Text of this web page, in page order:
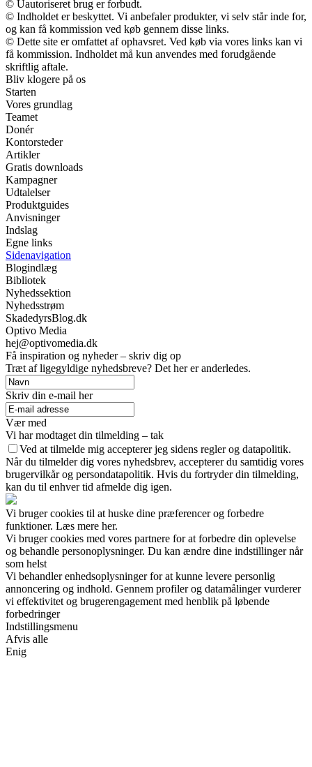
© Uautoriseret brug er forbudt.
© Indholdet er beskyttet. Vi anbefaler produkter, vi selv står inde for,
og kan få kommission ved køb gennem disse links.
© Dette site er omfattet af ophavsret. Ved køb via vores links kan vi
få kommission. Indholdet må kun anvendes med forudgående
skriftlig aftale.
Bliv klogere på os
Starten
Vores grundlag
Teamet
Donér
Kontorsteder
Artikler
Gratis downloads
Kampagner
Udtalelser
Produktguides
Anvisninger
Indslag
Egne links
Sidenavigation
Blogindlæg
Bibliotek
Nyhedssektion
Nyhedsstrøm
SkadedyrsBlog.dk
Optivo Media
hej@optivomedia.dk
Få inspiration og nyheder – skriv dig op
Træt af ligegyldige nyhedsbreve? Det her er anderledes.
Skriv din e-mail her
Vær med
Vi har modtaget din tilmelding – tak
Ved at tilmelde mig accepterer jeg sidens regler og datapolitik.
Når du tilmelder dig vores nyhedsbrev, accepterer du samtidig vores
brugervilkår og persondatapolitik. Hvis du fortryder din tilmelding,
kan du til enhver tid afmelde dig igen.
Vi bruger cookies til at huske dine præferencer og forbedre
funktioner. Læs mere her.
Vi bruger cookies med vores partnere for at forbedre din oplevelse
og behandle personoplysninger. Du kan ændre dine indstillinger når
som helst
Vi behandler enhedsoplysninger for at kunne levere personlig
annoncering og indhold. Gennem profiler og datamålinger vurderer
vi effektivitet og brugerengagement med henblik på løbende
forbedringer
Indstillingsmenu
Afvis alle
Enig